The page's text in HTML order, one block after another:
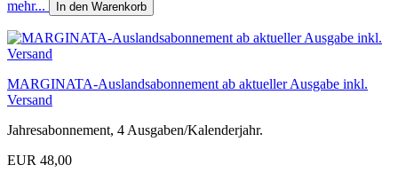
mehr... In den Warenkorb
MARGINATA-Auslandsabonnement ab aktueller Ausgabe inkl.
Versand
Jahresabonnement, 4 Ausgaben/Kalenderjahr.
EUR 48,00